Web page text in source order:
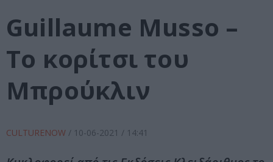
Guillaume Musso –
Το κορίτσι του
Μπρούκλιν
CULTURENOW / 10-06-2021 / 14:41